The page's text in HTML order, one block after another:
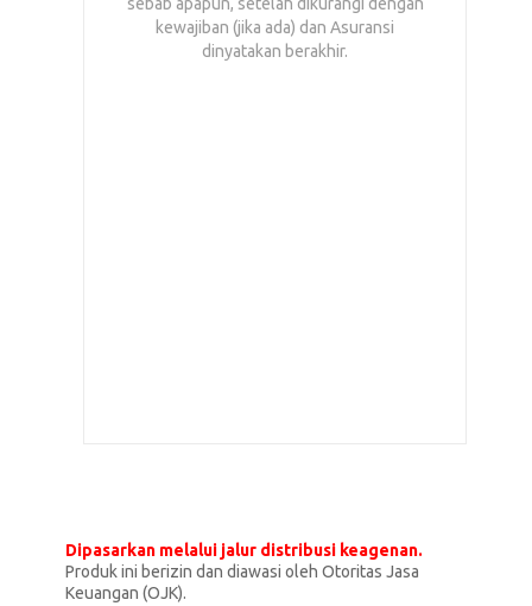
kewajiban (jika ada) dan Asuransi
dinyatakan berakhir.
Dipasarkan melalui jalur distribusi keagenan.
Produk ini berizin dan diawasi oleh Otoritas Jasa
Keuangan (OJK).